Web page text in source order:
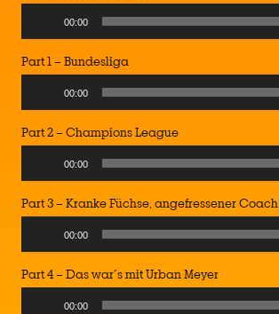
Player
00:00
Part 1 – Bundesliga
Player
00:00
Part 2 – Champions League
Player
00:00
Part 3 – Kranke Füchse, angefressener Coach
Player
00:00
Part 4 – Das war´s mit Urban Meyer
00:00